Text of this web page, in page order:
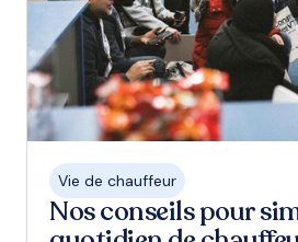
Vie de chauffeur
Nos conseils pour